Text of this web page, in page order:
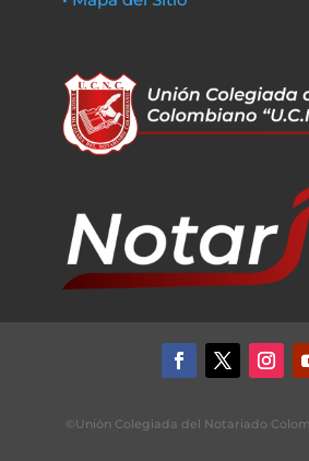
©Unión Colegiada del Notariado